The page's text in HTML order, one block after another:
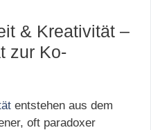
& Kreativität –
zur Ko-
entstehen aus dem
oft paradoxer